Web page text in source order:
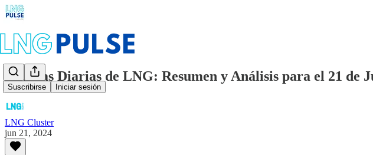
Suscribirse Iniciar sesión
Noticias Diarias de LNG: Resumen y Análisis para el 21 de
LNG Cluster
jun 21, 2024